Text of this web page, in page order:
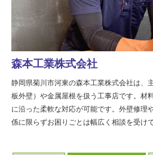
森本工業株式会社
静岡県菊川市河東の森本工業株式会社は、
板外壁）や金属屋根を扱う工事店です。材
に沿った柔軟な対応が可能です。外壁修理
係に限らずお困りごとは幅広く相談を受け